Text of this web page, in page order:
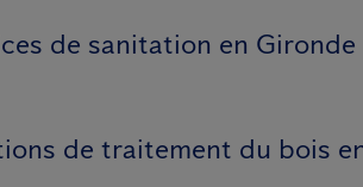
de sanitation en Gironde
de traitement du bois